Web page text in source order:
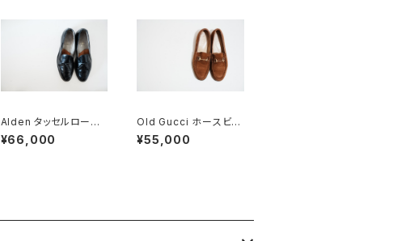
Alden タッセルローフ
ァー #660 10C
¥66,000
Old Gucci ホースビッ
トローファー 36C Bro
wn Suede
¥55,000